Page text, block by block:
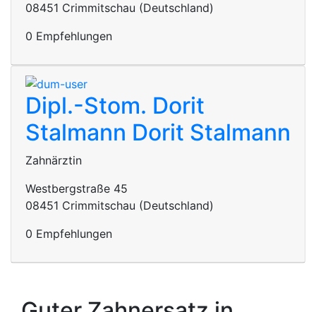
08451 Crimmitschau (Deutschland)
0 Empfehlungen
Dipl.-Stom. Dorit
Stalmann Dorit Stalmann
Zahnärztin
Westbergstraße 45
08451 Crimmitschau (Deutschland)
0 Empfehlungen